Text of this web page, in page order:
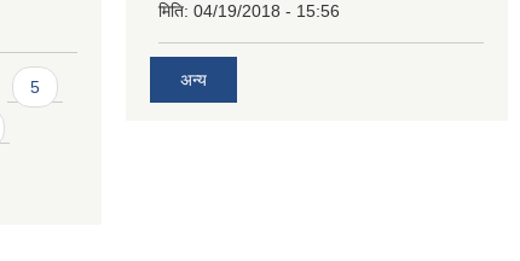
5
मिति: 04/19/2018 - 15:56
अन्य